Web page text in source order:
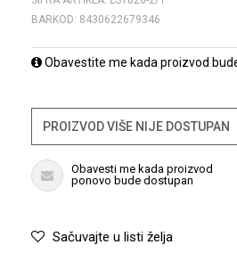
BARKOD: 8430622679346
Obavestite me kada proizvod
PROIZVOD VIŠE NIJE DOSTUPAN
Obavesti me kada proizvod
ponovo bude dostupan
Sačuvajte u listi želja